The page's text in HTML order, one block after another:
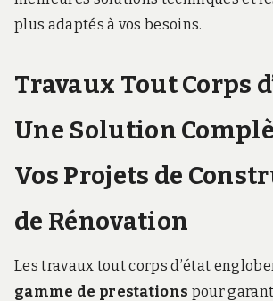
plus adaptés à vos besoins.
Travaux Tout Corps
Une Solution
Vos Projets de
de Rénovation
Les travaux tout corps d’état
gamme de prestations pour